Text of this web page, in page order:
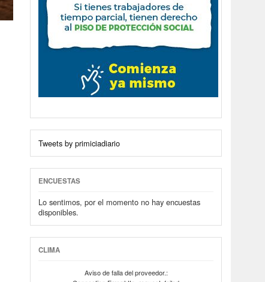
Tweets by primiciadiario
ENCUESTAS
Lo sentimos, por el momento no hay encuestas
disponibles.
CLIMA
Aviso de falla del proveedor.: